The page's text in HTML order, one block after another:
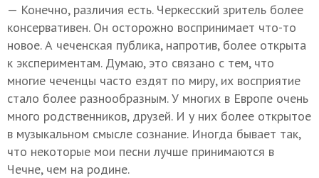
— Конечно, различия есть. Черкесский зритель более
консервативен. Он осторожно воспринимает что-то
новое. А чеченская публика, напротив, более открыта
к экспериментам. Думаю, это связано с тем, что
многие чеченцы часто ездят по миру, их восприятие
стало более разнообразным. У многих в Европе очень
много родственников, друзей. И у них более открытое
в музыкальном смысле сознание. Иногда бывает так,
что некоторые мои песни лучше принимаются в
Чечне, чем на родине.